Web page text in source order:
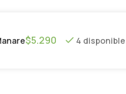
$5.290 4